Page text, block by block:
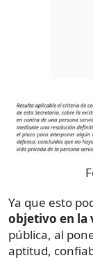
Ya que esto
objetivo en la
pública, al
aptitud,